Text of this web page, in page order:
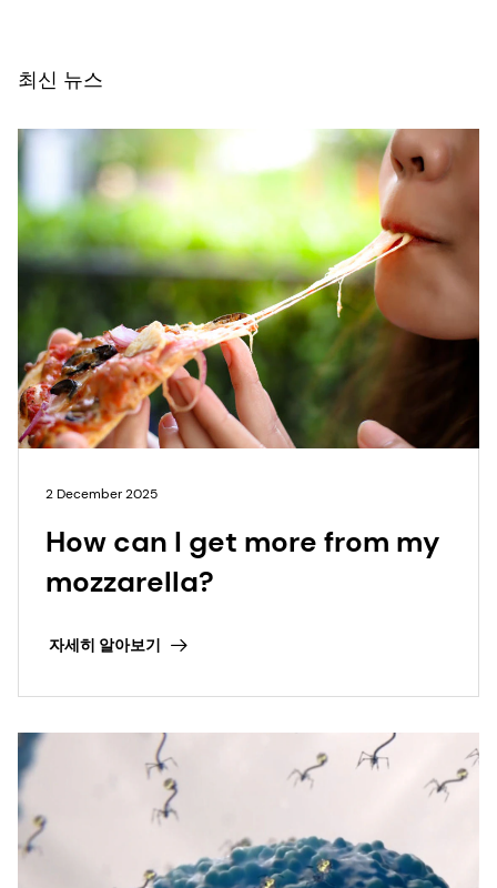
최신 뉴스
2 December 2025
How can I get more from my
mozzarella?
자세히 알아보기